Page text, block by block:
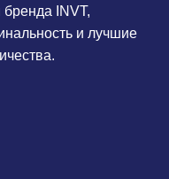
INVT,
и лучшие